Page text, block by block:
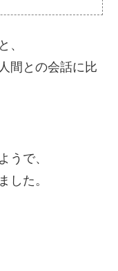
、
間との会話に比
うで、
した。